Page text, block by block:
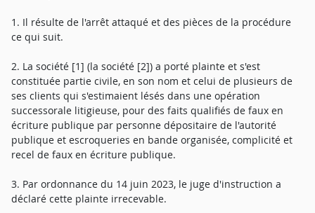
1. Il résulte de l'arrêt attaqué et des pièces de la procédure
ce qui suit.
2. La société [1] (la société [2]) a porté plainte et s'est
constituée partie civile, en son nom et celui de plusieurs de
ses clients qui s'estimaient lésés dans une opération
successorale litigieuse, pour des faits qualifiés de faux en
écriture publique par personne dépositaire de l'autorité
publique et escroqueries en bande organisée, complicité et
recel de faux en écriture publique.
3. Par ordonnance du 14 juin 2023, le juge d'instruction a
déclaré cette plainte irrecevable.